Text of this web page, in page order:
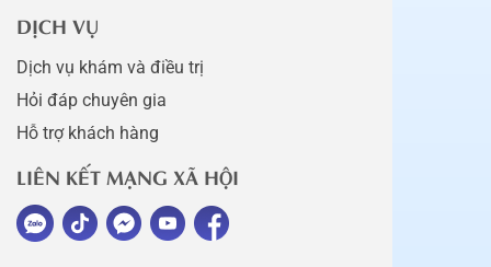
DỊCH VỤ
Dịch vụ khám và điều trị
Hỏi đáp chuyên gia
Hỗ trợ khách hàng
LIÊN KẾT MẠNG XÃ HỘI